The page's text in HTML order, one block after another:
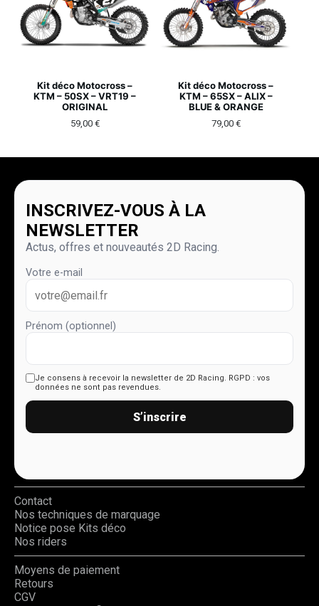
Kit déco Motocross –
KTM – 50SX – VRT19 –
ORIGINAL
59,00 €
Kit déco Motocross –
KTM – 65SX – ALIX –
BLUE & ORANGE
79,00 €
INSCRIVEZ-VOUS À LA
NEWSLETTER
Actus, offres et nouveautés 2D Racing.
Votre e-mail
Prénom (optionnel)
Je consens à recevoir la newsletter de 2D Racing. RGPD : vos
données ne sont pas revendues.
S’inscrire
Contact
Nos techniques de marquage
Notice pose Kits déco
Nos riders
Moyens de paiement
Retours
CGV